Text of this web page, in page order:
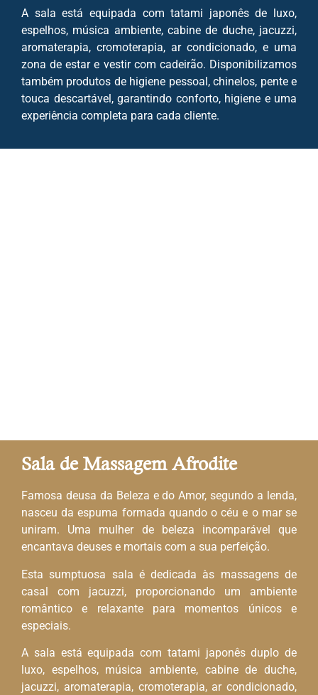
A sala está equipada com tatami japonês de luxo,
espelhos, música ambiente, cabine de duche, jacuzzi,
aromaterapia, cromoterapia, ar condicionado, e uma
zona de estar e vestir com cadeirão. Disponibilizamos
também produtos de higiene pessoal, chinelos, pente e
touca descartável, garantindo conforto, higiene e uma
experiência completa para cada cliente.
Sala de Massagem Afrodite
Famosa deusa da Beleza e do Amor, segundo a lenda,
nasceu da espuma formada quando o céu e o mar se
uniram. Uma mulher de beleza incomparável que
encantava deuses e mortais com a sua perfeição.
Esta sumptuosa sala é dedicada às massagens de
casal com jacuzzi, proporcionando um ambiente
romântico e relaxante para momentos únicos e
especiais.
A sala está equipada com tatami japonês duplo de
luxo, espelhos, música ambiente, cabine de duche,
jacuzzi, aromaterapia, cromoterapia, ar condicionado,